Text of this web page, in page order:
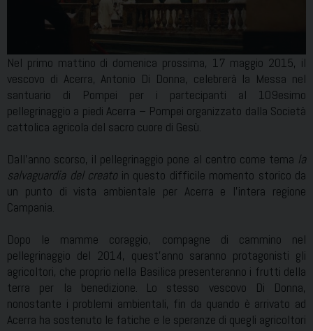
Nel primo mattino di domenica prossima, 17 maggio 2015, il
vescovo di Acerra, Antonio Di Donna, celebrerà la Messa nel
santuario di Pompei per i partecipanti al 109esimo
pellegrinaggio a piedi Acerra – Pompei organizzato dalla Società
cattolica agricola del sacro cuore di Gesù.
Dall’anno scorso, il pellegrinaggio pone al centro come tema la
salvaguardia del creatoin questo difficile momento storico da
un punto di vista ambientale per Acerra e l’intera regione
Campania.
Dopo le mamme coraggio, compagne di cammino nel
pellegrinaggio del 2014, quest’anno saranno protagonisti gli
agricoltori, che proprio nella Basilica presenteranno i frutti della
terra per la benedizione. Lo stesso vescovo Di Donna,
nonostante i problemi ambientali, fin da quando è arrivato ad
Acerra ha sostenuto le fatiche e le speranze di quegli agricoltori